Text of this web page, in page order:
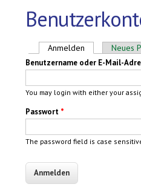
Haupt-Reiter
Anmelden (aktiver Reiter)
Neues
Benutzername oder E-Mail-
You may login with either your
Passwort *
The password field is case